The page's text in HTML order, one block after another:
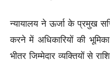
न्यायालय ने ऊर्जा के प्रमुख
करने में अधिकारियों की
भीतर जिम्मेदार व्यक्तियों से